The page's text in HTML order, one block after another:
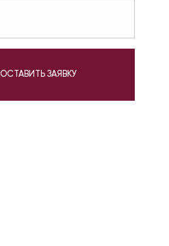
ОСТАВИТЬ ЗАЯВКУ